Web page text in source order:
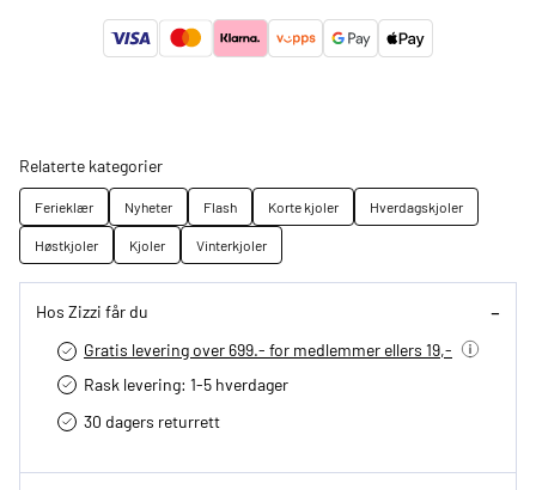
Relaterte kategorier
Ferieklær Nyheter Flash Korte kjoler
Hverdagskjoler
Høstkjoler
Kjoler Vinterkjoler
Hos Zizzi får du
Gratis levering over 699.- for medlemmer ellers 19,-
Rask levering: 1-5 hverdager
30 dagers returrett